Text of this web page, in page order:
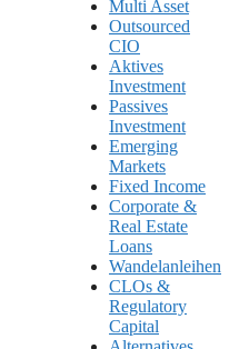
Multi Asset
Outsourced
CIO
Aktives
Investment
Passives
Investment
Emerging
Markets
Fixed Income
Corporate &
Real Estate
Loans
Wandelanleihen
CLOs &
Regulatory
Capital